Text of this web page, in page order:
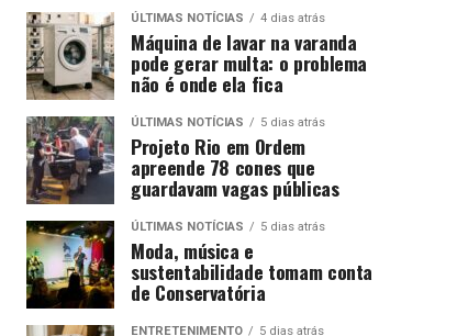
ÚLTIMAS NOTÍCIAS 4 dias atrás
Máquina de lavar na varanda
pode gerar multa: o problema
não é onde ela fica
ÚLTIMAS NOTÍCIAS 5 dias atrás
Projeto Rio em Ordem
apreende 78 cones que
guardavam vagas públicas
ÚLTIMAS NOTÍCIAS 5 dias atrás
Moda, música e
sustentabilidade tomam conta
de Conservatória
ENTRETENIMENTO 5 dias atrás